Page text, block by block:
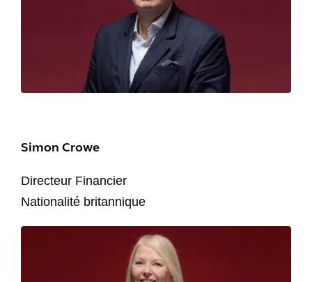
Simon Crowe
Directeur Financier
Nationalité britannique